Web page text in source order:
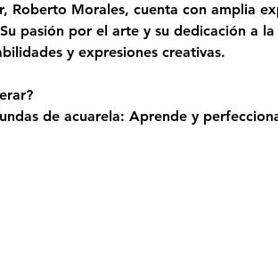
Roberto Morales, cuenta con amplia
pasión por el arte y su dedicación a
y expresiones creativas.
de acuarela: Aprende y